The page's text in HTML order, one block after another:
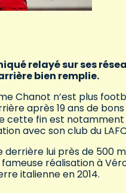
relayé sur ses
bien remplie.
Chanot n’est plus
après 19 ans de
cette fin est
avec son club du
derrière lui près de 500
réalisation à
italienne en 2014.